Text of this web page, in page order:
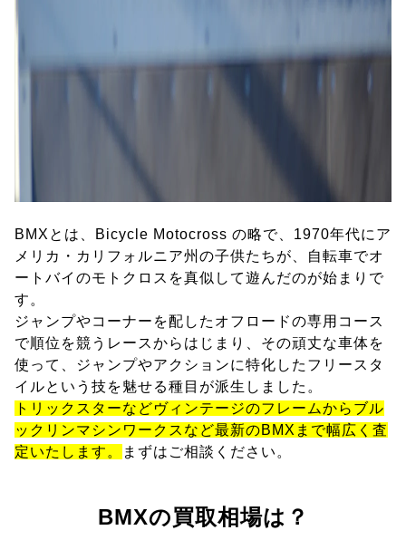
BMXとは、Bicycle Motocross の略で、1970年代にア
メリカ・カリフォルニア州の子供たちが、自転車でオ
ートバイのモトクロスを真似して遊んだのが始まりで
す。
ジャンプやコーナーを配したオフロードの専用コース
で順位を競うレースからはじまり、その頑丈な車体を
使って、ジャンプやアクションに特化したフリースタ
イルという技を魅せる種目が派生しました。
トリックスターなどヴィンテージのフレームからブル
ックリンマシンワークスなど最新のBMXまで幅広く査
定いたします。
まずはご相談ください。
BMXの買取相場は？